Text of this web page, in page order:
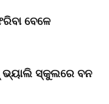
ବେଳେ
ସ୍କୁଲରେ ବନ